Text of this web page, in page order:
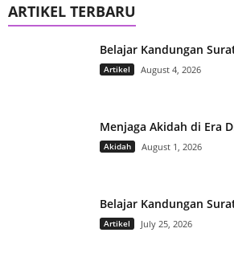
ARTIKEL TERBARU
Belajar Kandungan
Artikel August 4, 2026
Menjaga Akidah di Era
Akidah August 1, 2026
Belajar Kandungan
Artikel July 25, 2026